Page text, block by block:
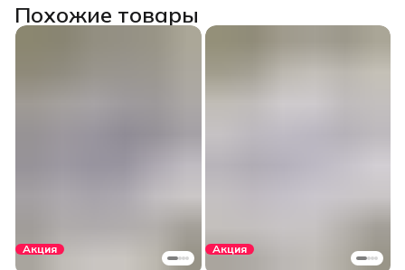
Похожие товары
Акция Акция